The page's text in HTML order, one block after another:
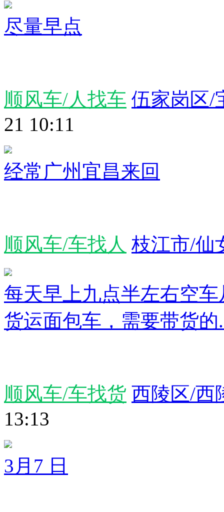
尽量早点
顺风车/人找车 伍家岗区/
21 10:11
经常广州宜昌来回
顺风车/车找人 枝江市/仙
每天早上九点半左右空
货运面包车，需要带货的
顺风车/车找货 西陵区/西
13:13
3月7 日